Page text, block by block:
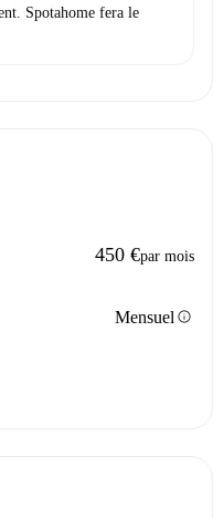
Spotahome fera le
450 €par mois
Mensuel info